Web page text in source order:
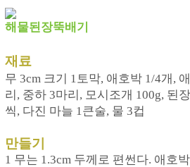
해물된장뚝배기
재료
무 3cm 크기 1토막, 애호박 1/4개,
리, 중하 3마리, 모시조개 100g, 된
씩, 다진 마늘 1큰술, 물 3컵
만들기
1 무는 1.3cm 두께로 편썬다. 애호